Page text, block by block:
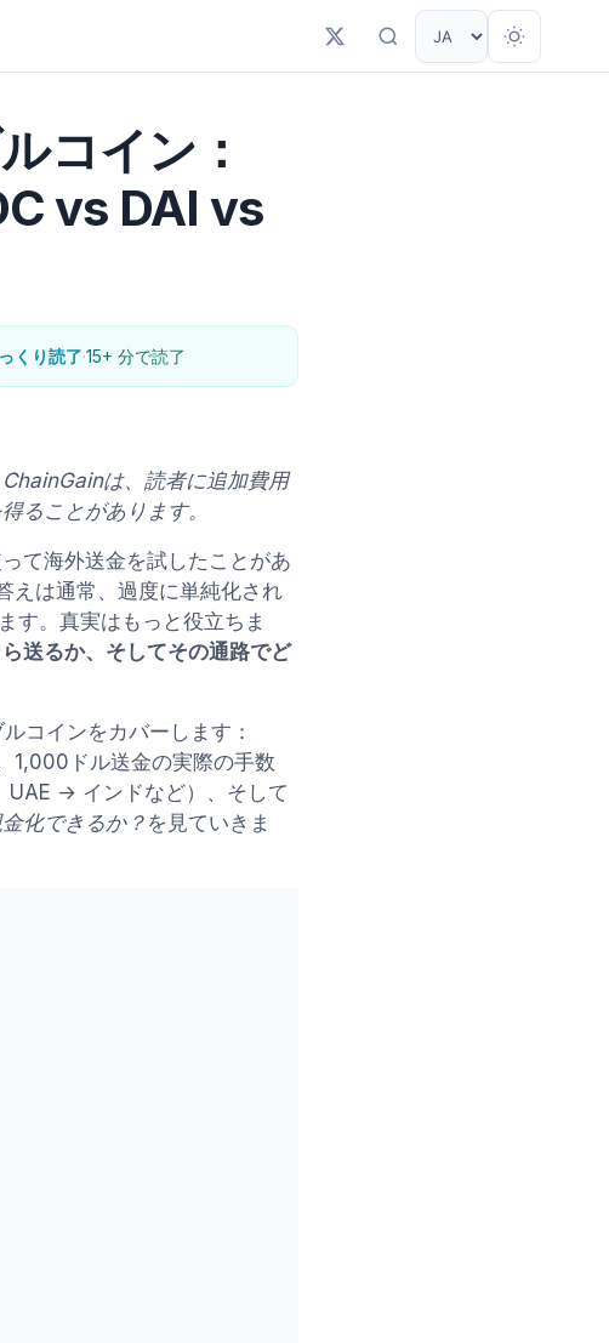
コイン：
vs DAI vs
くり読了·15+ 分で読了
は、読者に追加費用
ることがあります。
て海外送金を試したことがあ
えは通常、過度に単純化され
す。真実はもっと役立ちま
送るか、そしてその通路でど
コインをカバーします：
1,000ドル送金の実際の手数
→ インドなど）、そして
化できるか？を見ていきま